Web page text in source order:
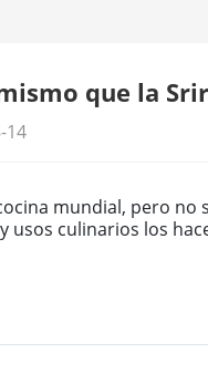
que la
14
mundial, pero
culinarios los